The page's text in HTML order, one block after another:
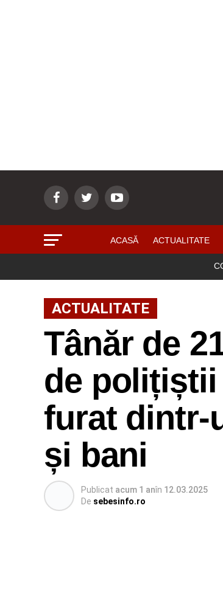
ACASĂ ACTUALITATE
ACTUALITATE
Tânăr de
de polițiștii
furat dintr-
și bani
Publicat acum 1 anîn 12.03.2025
De sebesinfo.ro